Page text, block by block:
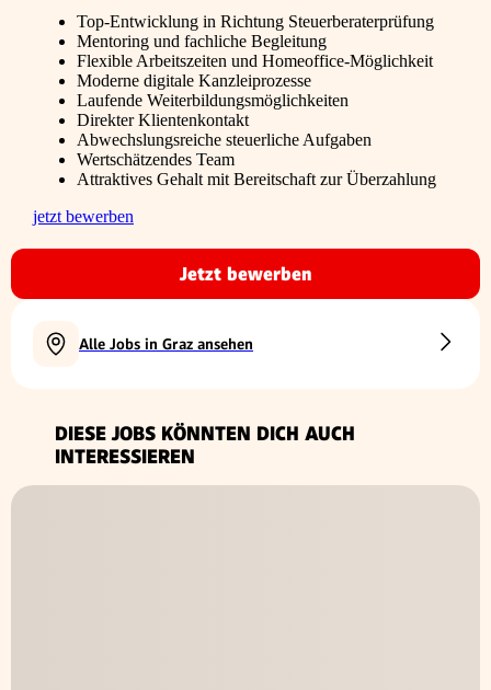
Top-Entwicklung in Richtung Steuerberaterprüfung
Mentoring und fachliche Begleitung
Flexible Arbeitszeiten und Homeoffice-Möglichkeit
Moderne digitale Kanzleiprozesse
Laufende Weiterbildungsmöglichkeiten
Direkter Klientenkontakt
Abwechslungsreiche steuerliche Aufgaben
Wertschätzendes Team
Attraktives Gehalt mit Bereitschaft zur Überzahlung
jetzt bewerben
Jetzt bewerben
Alle Jobs in Graz ansehen
DIESE JOBS KÖNNTEN DICH AUCH
INTERESSIEREN